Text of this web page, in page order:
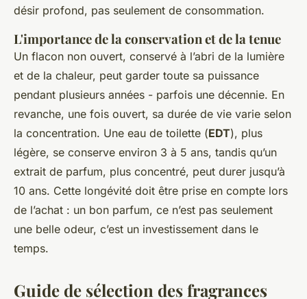
désir profond, pas seulement de consommation.
L'importance de la conservation et de la tenue
Un flacon non ouvert, conservé à l’abri de la lumière
et de la chaleur, peut garder toute sa puissance
pendant plusieurs années - parfois une décennie. En
revanche, une fois ouvert, sa durée de vie varie selon
la concentration. Une eau de toilette (EDT), plus
légère, se conserve environ 3 à 5 ans, tandis qu’un
extrait de parfum, plus concentré, peut durer jusqu’à
10 ans. Cette longévité doit être prise en compte lors
de l’achat : un bon parfum, ce n’est pas seulement
une belle odeur, c’est un investissement dans le
temps.
Guide de sélection des fragrances